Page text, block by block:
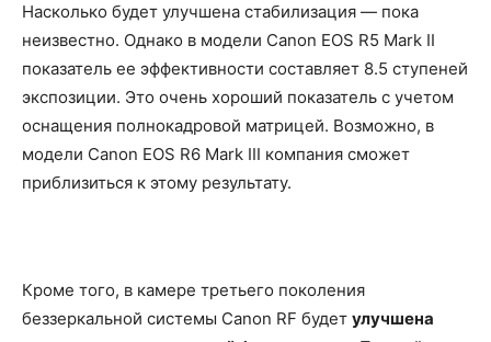
Насколько будет улучшена стабилизация — пока
неизвестно. Однако в модели Canon EOS R5 Mark II
показатель ее эффективности составляет 8.5 ступеней
экспозиции. Это очень хороший показатель с учетом
оснащения полнокадровой матрицей. Возможно, в
модели Canon EOS R6 Mark III компания сможет
приблизиться к этому результату.
Кроме того, в камере третьего поколения
беззеркальной системы Canon RF будет улучшена